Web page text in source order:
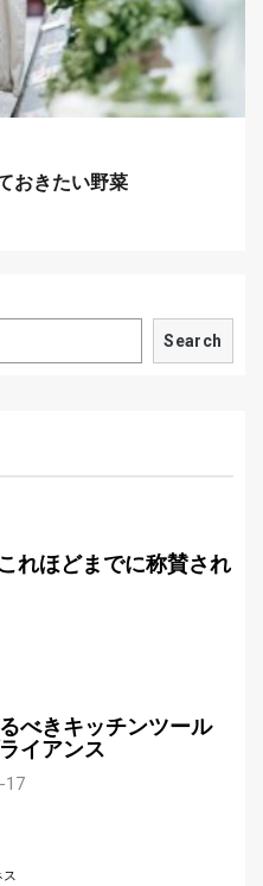
おきたい野菜
Search
れほどまでに称賛され
べきキッチンツール
イアンス
17
ス